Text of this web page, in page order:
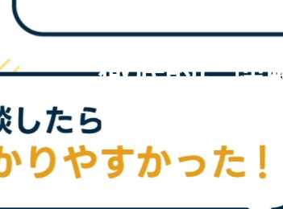
徹底的に理
情報整理から設計